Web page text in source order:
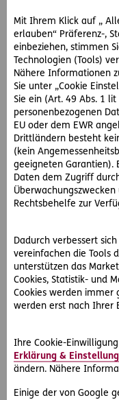
Mit Ihrem Klick auf „
erlauben“ Präferenz-,
einbeziehen, stimmen
Technologien (Tools)
Nähere Informationen
Sie unter „Cookie
Sie ein (Art. 49 Abs. 1 lit
personenbezogenen
EU oder dem EWR
Drittländern besteht
(kein
geeigneten Garantien).
Daten dem Zugriff
Rechtsbehelfe zur
Dadurch verbessert
vereinfachen die Tools
unterstützen das
Cookies, Statistik- und
Cookies werden immer
werden erst nach Ihrer
Ihre Cookie-
Erklärung &
ändern. Nähere
Einige der von Google
+43 676 837448056
Kontakt download
Welches
Wie können wir